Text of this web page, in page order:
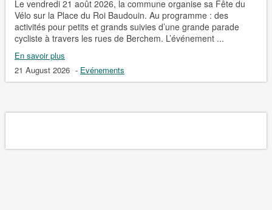
Le vendredi 21 août 2026, la commune organise sa Fête du
Vélo sur la Place du Roi Baudouin. Au programme : des
activités pour petits et grands suivies d’une grande parade
cycliste à travers les rues de Berchem. L’événement ...
En savoir plus
21 August 2026 - Evénements